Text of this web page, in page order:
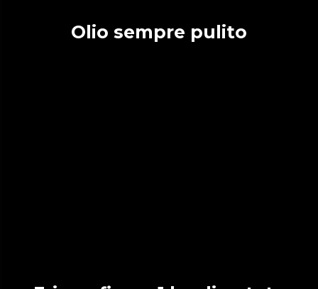
Olio sempre pulito